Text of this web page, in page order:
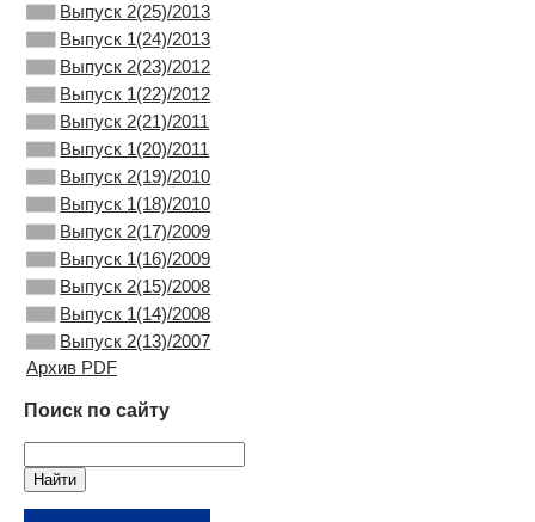
Выпуск 2(25)/2013
Выпуск 1(24)/2013
Выпуск 2(23)/2012
Выпуск 1(22)/2012
Выпуск 2(21)/2011
Выпуск 1(20)/2011
Выпуск 2(19)/2010
Выпуск 1(18)/2010
Выпуск 2(17)/2009
Выпуск 1(16)/2009
Выпуск 2(15)/2008
Выпуск 1(14)/2008
Выпуск 2(13)/2007
Архив PDF
Поиск по сайту